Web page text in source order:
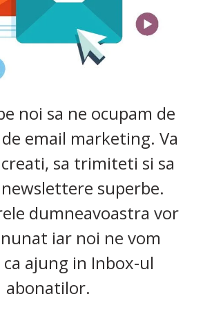
noi sa ne ocupam de
email marketing. Va
sa trimiteti si sa
superbe.
dumneavoastra vor
iar noi ne vom
ajung in Inbox-ul
abonatilor.